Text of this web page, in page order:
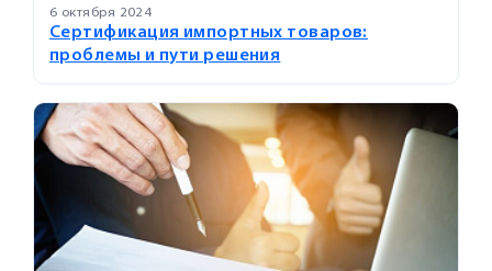
6 октября 2024
Сертификация импортных товаров:
проблемы и пути решения